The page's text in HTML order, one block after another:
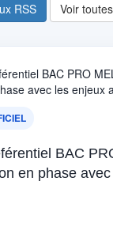
RSS Voir
BAC
en phase